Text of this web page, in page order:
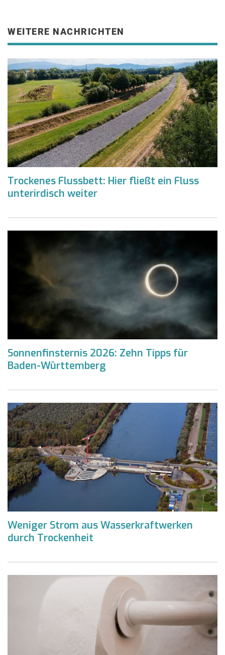
WEITERE NACHRICHTEN
Trockenes Flussbett: Hier fließt ein Fluss
unterirdisch weiter
Sonnenfinsternis 2026: Zehn Tipps für
Baden-Württemberg
Weniger Strom aus Wasserkraftwerken
durch Trockenheit